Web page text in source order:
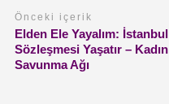
Önceki içerik
Elden Ele Yayalım: İstanbul
Sözleşmesi Yaşatır – Kadın
Savunma Ağı